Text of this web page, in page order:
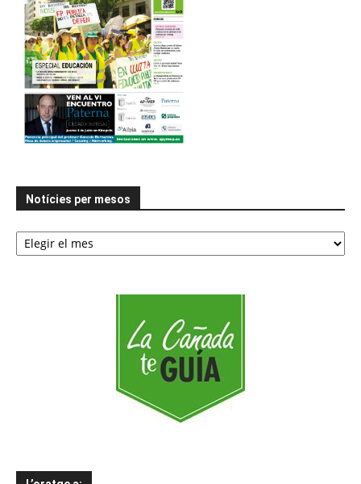
Notícies per mesos
Notícies
per